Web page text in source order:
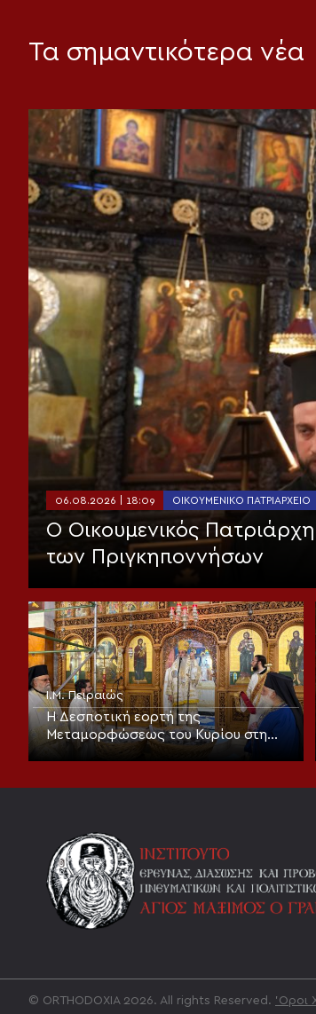
Τα σημαντικότερα νέα
06.08.2026 | 18:09 ΟΙΚΟΥΜΕΝΙΚΌ ΠΑΤΡΙΑΡΧΕΊΟ
Ο Οικουμενικός
των Πριγκηποννήσων
Ι.Μ. Πειραιώς
Η Δεσποτική εορτή της
Μεταμορφώσεως του Κυρίου στη
Μητρόπολη Πειραιώς
© ORTHODOXIA 2026. All rights Reserved. 'Οροι